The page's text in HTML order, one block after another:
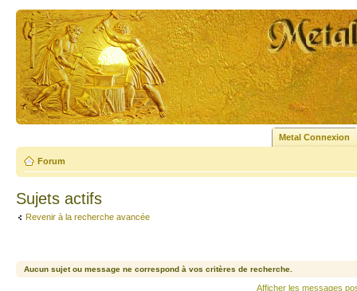
Metal Connexion
Forum
Sujets actifs
Revenir à la recherche avancée
Aucun sujet ou message ne correspond à vos critères de recherche.
Afficher les messages